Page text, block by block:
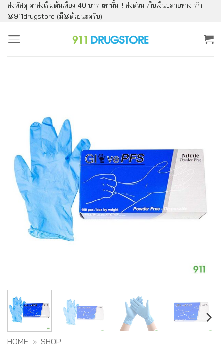
ข้าม
ไป
ยัง
ส่งพัสดุ ค่าส่งเริ่มต้นเพียง 40 บาท เท่านั้น !! ส่งด่วน เก็บเงินปลายทาง ทัก
@911drugstore (มี@ด้วยนะครับ)
HOME » SHOP